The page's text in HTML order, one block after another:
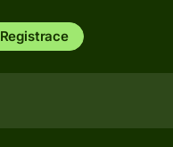
Registrace